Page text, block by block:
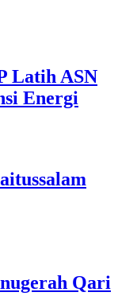
Latih ASN
Energi
Qari